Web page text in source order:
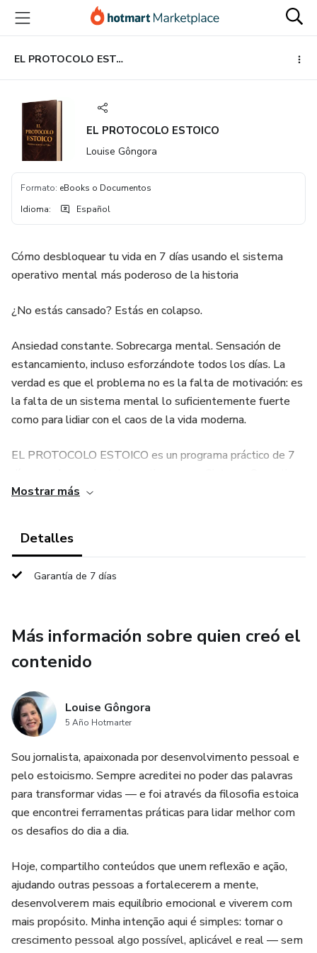
principal
página
de
página
EL PROTOCOLO ESTOICO
EL PROTOCOLO ESTOICO
Louise Gôngora
Formato: eBooks o Documentos
Idioma: Español
Cómo desbloquear tu vida en 7 días usando el sistema
operativo mental más poderoso de la historia
¿No estás cansado? Estás en colapso.
Ansiedad constante. Sobrecarga mental. Sensación de
estancamiento, incluso esforzándote todos los días. La
verdad es que el problema no es la falta de motivación: es
la falta de un sistema mental lo suficientemente fuerte
como para lidiar con el caos de la vida moderna.
EL PROTOCOLO ESTOICO es un programa práctico de 7
Mental, basado en la filosofía estoica; la misma que
de la humanidad.
Pero aquí no existe la teoría vacía. Este es un método
Lo que desarrollarás en solo 7 días:
- Dominio de la Dicotomía del Control: Aprende a eliminar
preocupaciones innecesarias y a enfocarte solo en lo que
realmente depende de ti.
- Visualización Negativa (Premeditatio Malorum):
Prepárate mentalmente para los desafíos antes de que
ocurran, aumentando tu resiliencia emocional.
- Acción Virtuosa: Toma decisiones con claridad, valentía y
- Gratitud Estratégica: Reprograma tu mente para la
abundancia y fortalece tu estabilidad emocional.
- Impermanencia (Memento Mori): Usa la conciencia del
Mostrar más
Detalles
Garantía de 7 días
Más información sobre quien creó el
contenido
Louise Gôngora
5 Año Hotmarter
Sou jornalista, apaixonada por desenvolvimento pessoal e
pelo estoicismo. Sempre acreditei no poder das palavras
para transformar vidas — e foi através da filosofia estoica
que encontrei ferramentas práticas para lidar melhor com
os desafios do dia a dia.
Hoje, compartilho conteúdos que unem reflexão e ação,
ajudando outras pessoas a fortalecerem a mente,
desenvolverem mais equilíbrio emocional e viverem com
mais propósito. Minha intenção aqui é simples: tornar o
crescimento pessoal algo possível, aplicável e real — sem